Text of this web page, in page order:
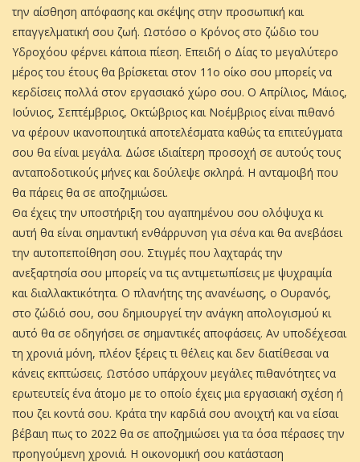
την αίσθηση απόφασης και σκέψης στην προσωπική και
επαγγελματική σου ζωή. Ωστόσο ο Κρόνος στο ζώδιο του
Υδροχόου φέρνει κάποια πίεση. Επειδή ο Δίας το μεγαλύτερο
μέρος του έτους θα βρίσκεται στον 11ο οίκο σου μπορείς να
κερδίσεις πολλά στον εργασιακό χώρο σου. Ο Απρίλιος, Μάιος,
Ιούνιος, Σεπτέμβριος, Οκτώβριος και Νοέμβριος είναι πιθανό
να φέρουν ικανοποιητικά αποτελέσματα καθώς τα επιτεύγματα
σου θα είναι μεγάλα. Δώσε ιδιαίτερη προσοχή σε αυτούς τους
ανταποδοτικούς μήνες και δούλεψε σκληρά. Η ανταμοιβή που
θα πάρεις θα σε αποζημιώσει.
Θα έχεις την υποστήριξη του αγαπημένου σου ολόψυχα κι
αυτή θα είναι σημαντική ενθάρρυνση για σένα και θα ανεβάσει
την αυτοπεποίθηση σου. Στιγμές που λαχταράς την
ανεξαρτησία σου μπορείς να τις αντιμετωπίσεις με ψυχραιμία
και διαλλακτικότητα. Ο πλανήτης της ανανέωσης, ο Ουρανός,
στο ζώδιό σου, σου δημιουργεί την ανάγκη απολογισμού κι
αυτό θα σε οδηγήσει σε σημαντικές αποφάσεις. Αν υποδέχεσαι
τη χρονιά μόνη, πλέον ξέρεις τι θέλεις και δεν διατίθεσαι να
κάνεις εκπτώσεις. Ωστόσο υπάρχουν μεγάλες πιθανότητες να
ερωτευτείς ένα άτομο με το οποίο έχεις μια εργασιακή σχέση ή
που ζει κοντά σου. Κράτα την καρδιά σου ανοιχτή και να είσαι
βέβαιη πως το 2022 θα σε αποζημιώσει για τα όσα πέρασες την
προηγούμενη χρονιά. Η οικονομική σου κατάσταση